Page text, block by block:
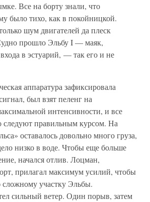
Все на борту знали, что
было тихо, как в покойницкой.
шум двигателей да плеск
прошло Эльбу I — маяк,
в эстуарий, — так его и не
аппаратура зафиксировала
был взят пеленг на
интенсивности, и все
следуют правильным курсом. На
оставалось довольно много груза,
низко в воде. Чтобы еще больше
начался отлив. Лоцман,
прилагал максимум усилий, чтобы
сложному участку Эльбы.
сильный ветер. Один порыв, затем